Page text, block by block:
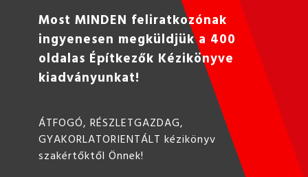
Most MINDEN feliratkozónak
ingyenesen megküldjük a 400
oldalas Építkezők Kézikönyve
kiadványunkat!
ÁTFOGÓ, RÉSZLETGAZDAG,
GYAKORLATORIENTÁLT kézikönyv
szakértőktől Önnek!